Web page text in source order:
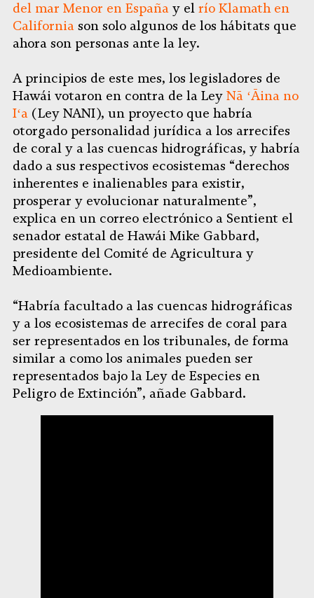
del mar Menor en España y el río Klamath en
California son solo algunos de los hábitats que
ahora son personas ante la ley.
A principios de este mes, los legisladores de
Hawái votaron en contra de la Ley Nā ʻĀina no
Iʻa (Ley NANI), un proyecto que habría
otorgado personalidad jurídica a los arrecifes
de coral y a las cuencas hidrográficas, y habría
dado a sus respectivos ecosistemas “derechos
inherentes e inalienables para existir,
prosperar y evolucionar naturalmente”,
explica en un correo electrónico a Sentient el
senador estatal de Hawái Mike Gabbard,
presidente del Comité de Agricultura y
Medioambiente.
“Habría facultado a las cuencas hidrográficas
y a los ecosistemas de arrecifes de coral para
ser representados en los tribunales, de forma
similar a como los animales pueden ser
representados bajo la Ley de Especies en
Peligro de Extinción”, añade Gabbard.